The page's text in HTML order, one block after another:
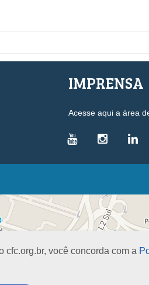
cfc.org.br, você concorda com a
IMPRENSA
Acesse aqui a área